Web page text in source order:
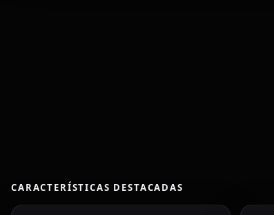
CARACTERÍSTICAS DESTACADAS